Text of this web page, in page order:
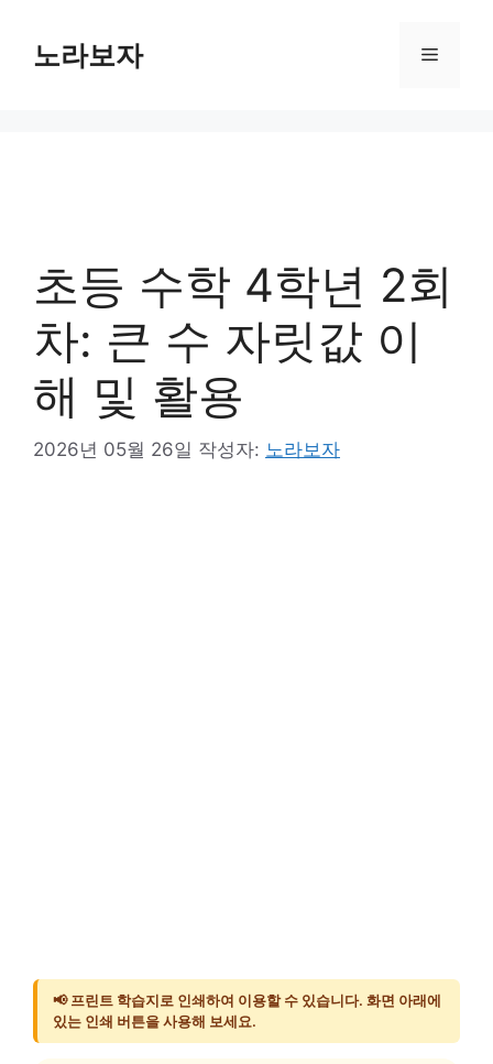
노라보자 메
초등 수학 4학년 2회
차: 큰 수 자릿값 이
해 및 활용
2026년 05월 26일 작성자: 노라보자
📢 프린트 학습지로 인쇄하여 이용할 수 있습니다. 화면 아래에
있는 인쇄 버튼을 사용해 보세요.